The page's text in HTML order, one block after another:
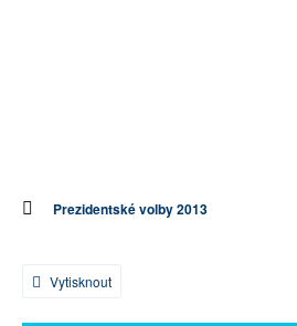
Prezidentské volby 2013
Vytisknout